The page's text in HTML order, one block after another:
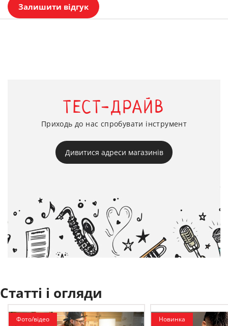
Залишити відгук
ТЕСТ-ДРАЙВ
Приходь до нас спробувати інструмент
Дивитися адреси магазинів
Статті і огляди
Фото/відео Новинка